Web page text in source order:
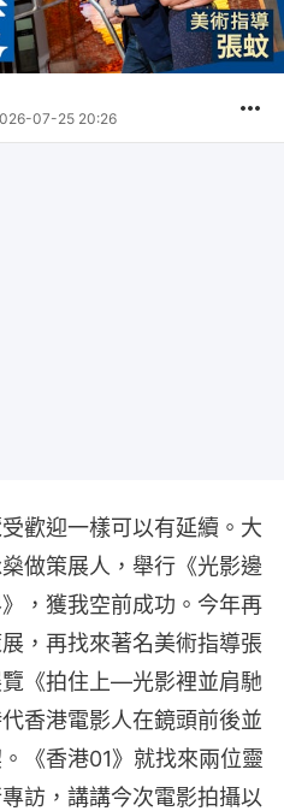
07-25 20:26
歡迎一樣可以有延續。大
做策展人，舉行《光影邊
，獲我空前成功。今年再
，再找來著名美術指導張
《拍住上—光影裡並肩馳
香港電影人在鏡頭前後並
《香港01》就找來兩位靈
訪，講講今次電影拍攝以